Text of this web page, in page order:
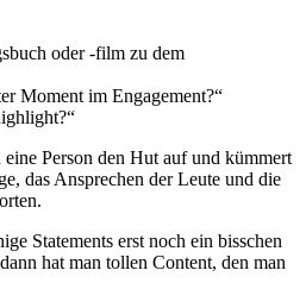
oder -film zu dem
Moment im Engagement?“
Person den Hut auf und kümmert
das Ansprechen der Leute und die
Statements erst noch ein bisschen
hat man tollen Content, den man